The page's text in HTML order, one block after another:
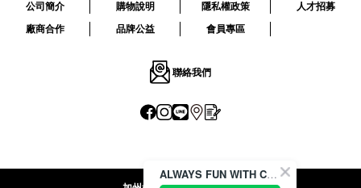
公司簡介 購物說明 隱私權政策
人才招募
廠商合作
品牌公益 會員專區
聯絡我們
ALWAYS FUN WITH CACO !